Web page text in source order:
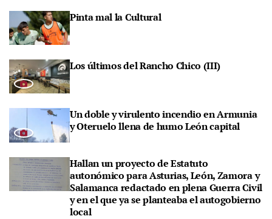
Pinta mal la Cultural
Los últimos del Rancho Chico (III)
Un doble y virulento incendio en Armunia
y Oteruelo llena de humo León capital
Hallan un proyecto de Estatuto
autonómico para Asturias, León, Zamora y
Salamanca redactado en plena Guerra Civil
y en el que ya se planteaba el autogobierno
local